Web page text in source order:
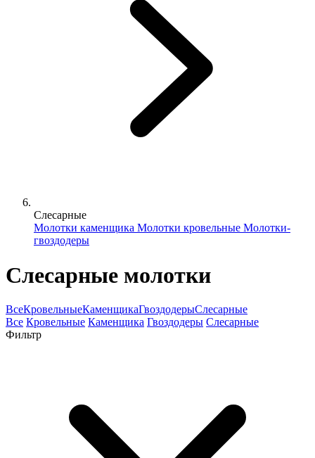
Слесарные
Молотки каменщика Молотки кровельные Молотки-
гвоздодеры
Слесарные молотки
ВсеКровельныеКаменщикаГвоздодерыСлесарные
Все Кровельные Каменщика Гвоздодеры Слесарные
Фильтр